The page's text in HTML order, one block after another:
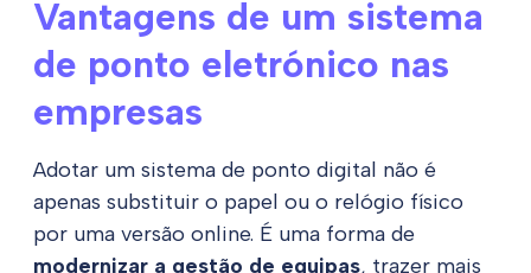
Vantagens de um sistema
de ponto eletrónico nas
empresas
Adotar um sistema de ponto digital não é
apenas substituir o papel ou o relógio físico
por uma versão online. É uma forma de
modernizar a gestão de equipas, trazer mais